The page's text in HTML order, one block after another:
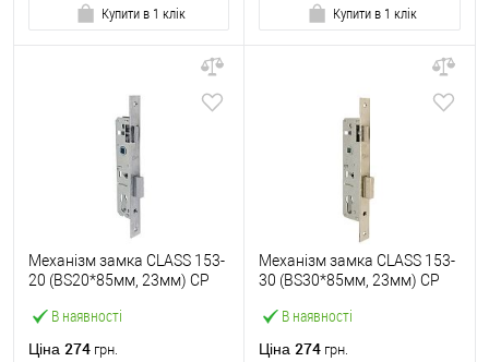
Купити в 1 клік Купити в 1 клік
В наявності
Механізм замка CLASS 153-
20 (BS20*85мм, 23мм) CP
Ціна 274 грн.
В наявності
Механізм замка CLASS 153-
30 (BS30*85мм, 23мм) CP
Ціна 274 грн.